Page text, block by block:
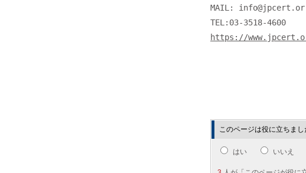
MAIL:
https://
このページは役に立ちまし
はい いいえ